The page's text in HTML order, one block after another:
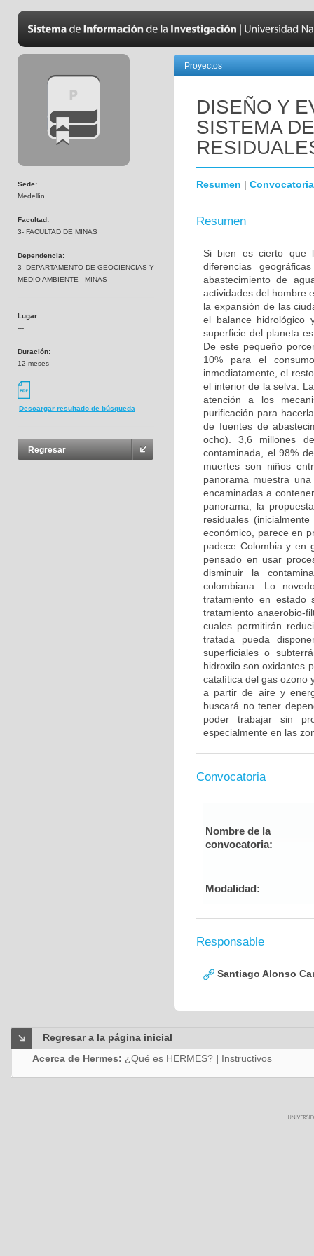
Sede:
Medellín
Facultad:
3- FACULTAD DE MINAS
Dependencia:
3- DEPARTAMENTO DE GEOCIENCIAS Y
MEDIO AMBIENTE - MINAS
Lugar:
---
Duración:
12 meses
Descargar resultado de búsqueda
Regresar
Proyectos
DISEÑO Y
SISTEMA
Resumen | Convocatoria
Resumen
Si bien es cierto que
diferencias
abastecimiento de
actividades del hombre
la expansión de las
el balance hidrológico
superficie del planeta
De este pequeño
10% para el
inmediatamente, el
el interior de la selva.
atención a los
purificación para
de fuentes de
ocho). 3,6 millones
contaminada, el 98%
muertes son niños
panorama muestra
encaminadas a
panorama, la
residuales
económico, parece en
padece Colombia y en
pensado en usar
disminuir la
colombiana. Lo
tratamiento en estado
tratamiento anaerobio-
cuales permitirán
tratada pueda
superficiales o
hidroxilo son oxidantes
catalítica del gas ozono
a partir de aire y
buscará no tener
poder trabajar sin
especialmente en las
Convocatoria
Nombre de la
convocatoria:
Modalidad:
Responsable
Santiago Alonso
Regresar a la página inicial
Acerca de Hermes: ¿Qué es HERMES? | Instructivos